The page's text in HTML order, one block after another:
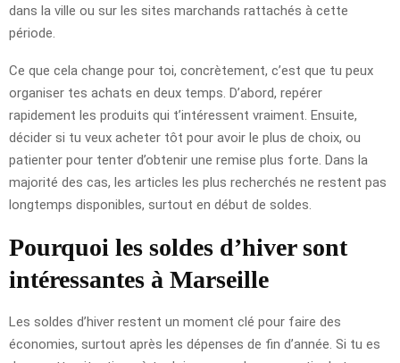
dans la ville ou sur les sites marchands rattachés à cette
période.
Ce que cela change pour toi, concrètement, c’est que tu peux
organiser tes achats en deux temps. D’abord, repérer
rapidement les produits qui t’intéressent vraiment. Ensuite,
décider si tu veux acheter tôt pour avoir le plus de choix, ou
patienter pour tenter d’obtenir une remise plus forte. Dans la
majorité des cas, les articles les plus recherchés ne restent pas
longtemps disponibles, surtout en début de soldes.
Pourquoi les soldes d’hiver sont
intéressantes à Marseille
Les soldes d’hiver restent un moment clé pour faire des
économies, surtout après les dépenses de fin d’année. Si tu es